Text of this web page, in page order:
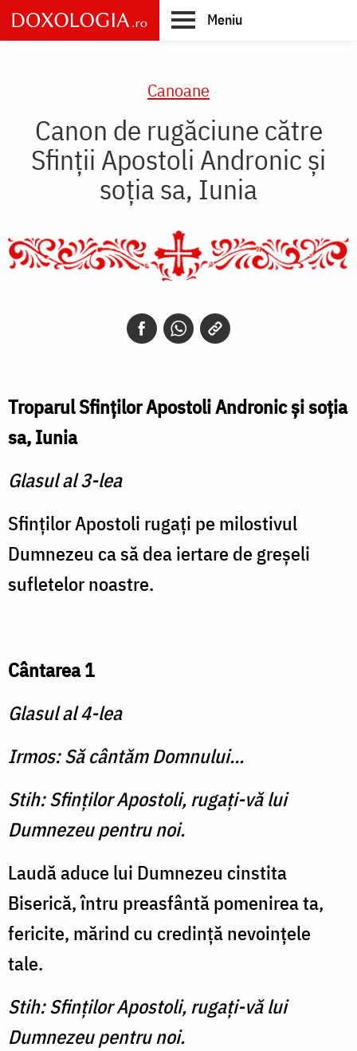
Skip
to
main
Meniu
Canoane
Canon de rugăciune către
Sfinţii Apostoli Andronic şi
soţia sa, Iunia
Troparul Sfinţilor Apostoli Andronic şi soţia
sa, Iunia
Glasul al 3-lea
Sfinţilor Apostoli rugaţi pe milostivul
Dumnezeu ca să dea iertare de greşeli
sufletelor noastre.
Cântarea 1
Glasul al 4-lea
Irmos: Să cântăm Domnului...
Stih: Sfinţilor Apostoli, rugaţi-vă lui
Dumnezeu pentru noi.
Laudă aduce lui Dumnezeu cinstita
Biserică, întru preasfântă pomenirea ta,
fericite, mărind cu credinţă nevoinţele
tale.
Stih: Sfinţilor Apostoli, rugaţi-vă lui
Dumnezeu pentru noi.